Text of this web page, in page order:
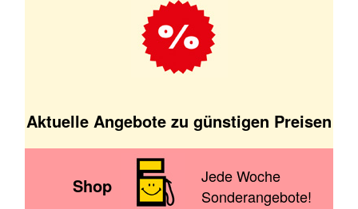
Aktuelle Angebote zu günstigen Preisen
Shop
Jede Woche
Sonderangebote!